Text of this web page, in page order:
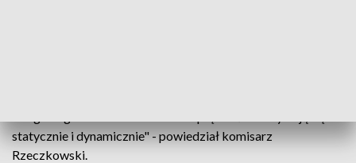
statycznie i dynamicznie" - powiedział komisarz
Rzeczkowski.